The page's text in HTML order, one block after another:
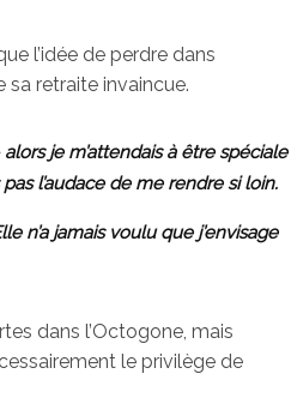
l’idée de perdre dans
retraite invaincue.
je m’attendais à être spéciale
l’audace de me rendre si loin.
n’a jamais voulu que j’envisage
dans l’Octogone, mais
le privilège de